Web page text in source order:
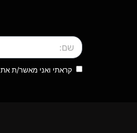
קראתי ואני מאשר/ת את